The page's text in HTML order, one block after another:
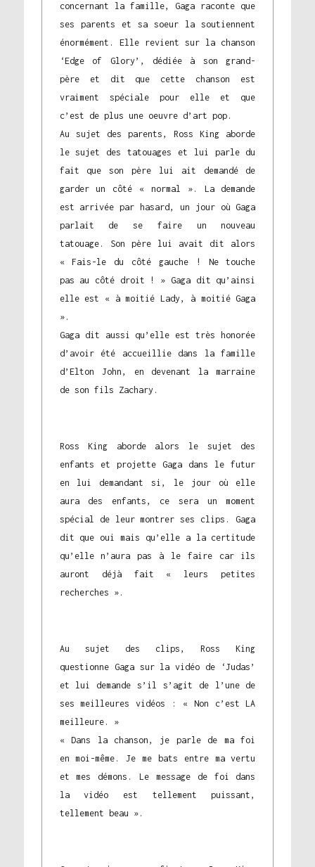
concernant la famille, Gaga raconte que
ses parents et sa soeur la soutiennent
énormément. Elle revient sur la chanson
‘Edge of Glory’, dédiée à son grand-
père et dit que cette chanson est
vraiment spéciale pour elle et que
c’est de plus une oeuvre d’art pop.
Au sujet des parents, Ross King aborde
le sujet des tatouages et lui parle du
fait que son père lui ait demandé de
garder un côté « normal ». La demande
est arrivée par hasard, un jour où Gaga
parlait de se faire un nouveau
tatouage. Son père lui avait dit alors
« Fais-le du côté gauche ! Ne touche
pas au côté droit ! » Gaga dit qu’ainsi
elle est « à moitié Lady, à moitié Gaga
».
Gaga dit aussi qu’elle est très honorée
d’avoir été accueillie dans la famille
d’Elton John, en devenant la marraine
de son fils Zachary.
Ross King aborde alors le sujet des
enfants et projette Gaga dans le futur
en lui demandant si, le jour où elle
aura des enfants, ce sera un moment
spécial de leur montrer ses clips. Gaga
dit que oui mais qu’elle a la certitude
qu’elle n’aura pas à le faire car ils
auront déjà fait « leurs petites
recherches ».
Au sujet des clips, Ross King
questionne Gaga sur la vidéo de ‘Judas’
et lui demande s’il s’agit de l’une de
ses meilleures vidéos : « Non c’est LA
meilleure. »
« Dans la chanson, je parle de ma foi
en moi-même. Je me bats entre ma vertu
et mes démons. Le message de foi dans
la vidéo est tellement puissant,
tellement beau ».